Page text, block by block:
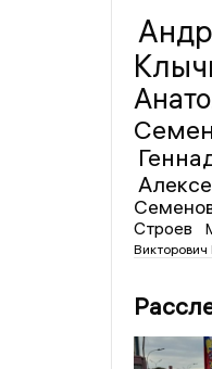
Строев
Викторович